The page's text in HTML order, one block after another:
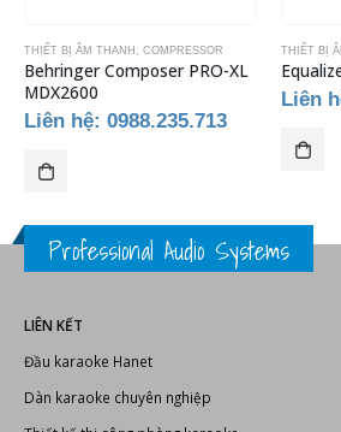
Behringer Composer PRO-XL
MDX2600
Liên hệ: 0988.235.713
Liên
Professional Audio Systems